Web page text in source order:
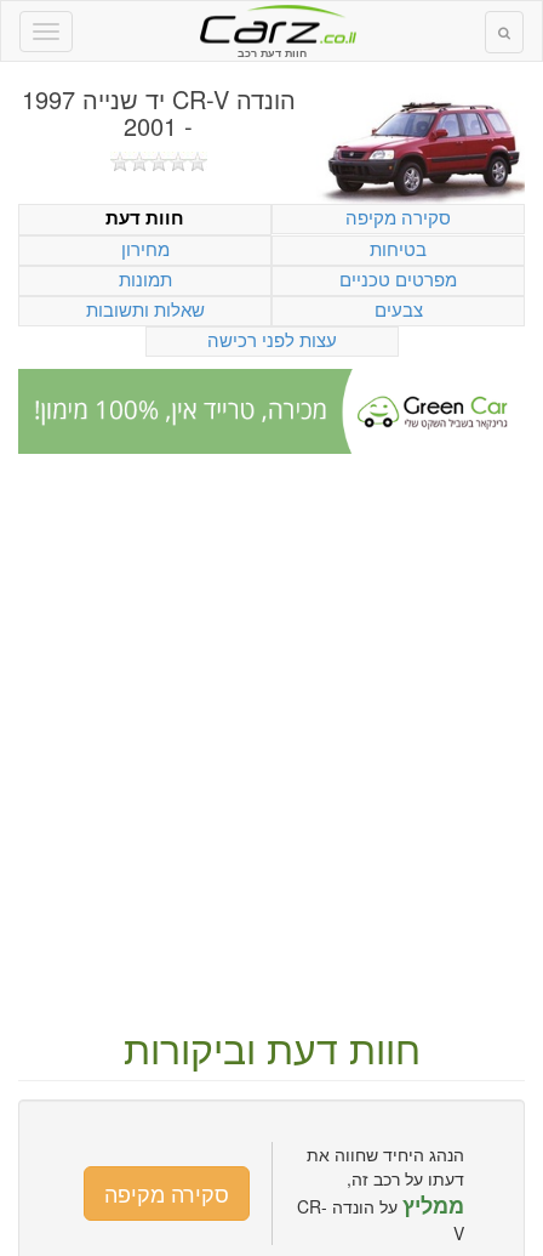
חוות דעת רכב
הונדה CR-V יד שנייה 1997
- 2001
סקירה מקיפה
חוות דעת
בטיחות
מחירון
מפרטים טכניים
תמונות
צבעים
שאלות ותשובות
עצות לפני רכישה
חוות דעת וביקורות
הנהג היחיד שחווה את
דעתו על רכב זה,
ממליץ
על הונדה CR-
V
סקירה מקיפה